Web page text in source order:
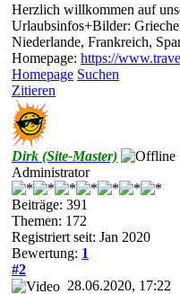
Herzlich willkommen auf
Urlaubsinfos+Bilder:
Niederlande, Frankreich,
Homepage: https://
Homepage Suchen
Zitieren
Dirk (Site-Master)
Administrator
Beiträge: 391
Themen: 172
Registriert seit: Jan 2020
Bewertung: 1
#2
28.06.2020, 17:22